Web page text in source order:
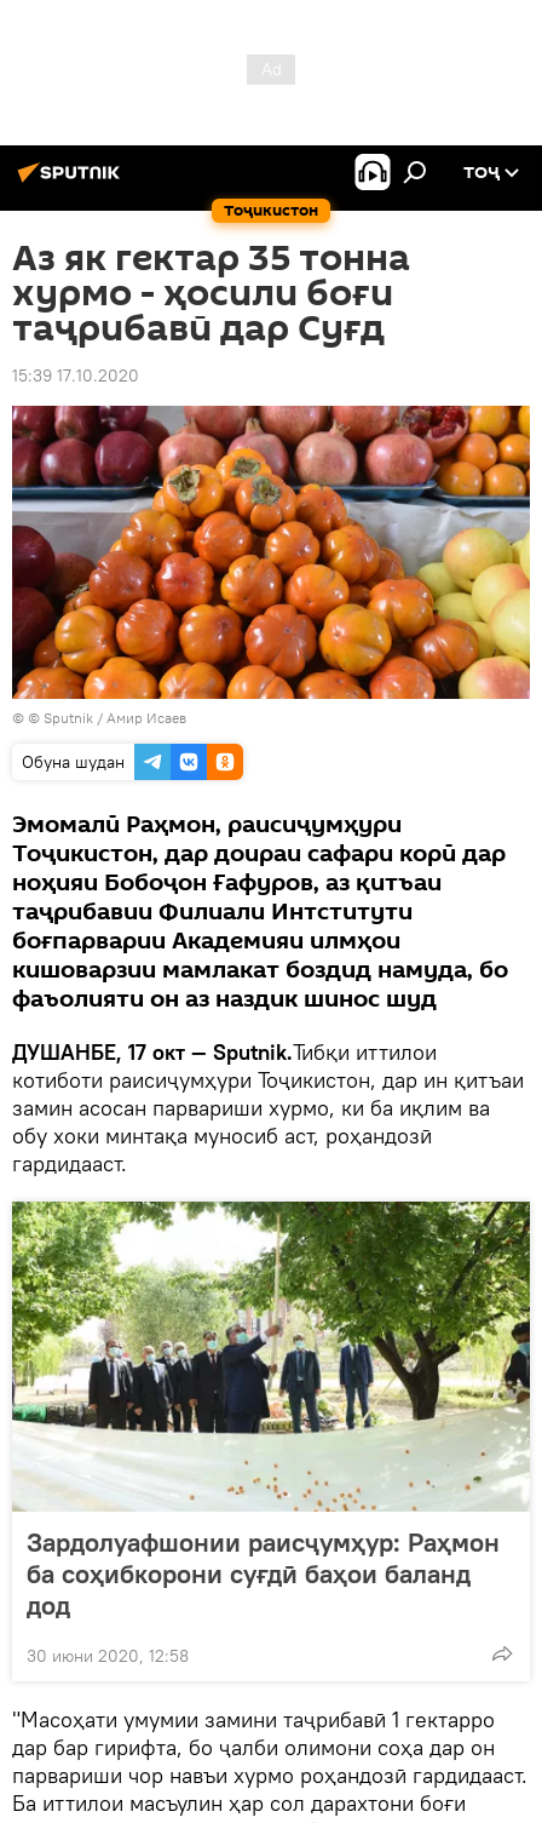
Тоҷикистон
ТОҶ
Аз як гектар 35 тонна
хурмо - ҳосили боғи
таҷрибавӣ дар Суғд
15:39 17.10.2020
© © Sputnik / Амир Исаев
Обуна шудан
Эмомалӣ Раҳмон, раисиҷумҳури
Тоҷикистон, дар доираи сафари корӣ дар
ноҳияи Бобоҷон Ғафуров, аз қитъаи
таҷрибавии Филиали Интститути
боғпарварии Академияи илмҳои
кишоварзии мамлакат боздид намуда, бо
фаъолияти он аз наздик шинос шуд
ДУШАНБЕ, 17 окт — Sputnik.Тибқи иттилои
котиботи раисиҷумҳури Тоҷикистон, дар ин қитъаи
замин асосан парвариши хурмо, ки ба иқлим ва
обу хоки минтақа муносиб аст, роҳандозӣ
гардидааст.
Зардолуафшонии раисҷумҳур: Раҳмон
ба соҳибкорони суғдӣ баҳои баланд
дод
30 июни 2020, 12:58
"Масоҳати умумии замини таҷрибавӣ 1 гектарро
дар бар гирифта, бо ҷалби олимони соҳа дар он
парвариши чор навъи хурмо роҳандозӣ гардидааст.
Ба иттилои масъулин ҳар сол дарахтони боғи